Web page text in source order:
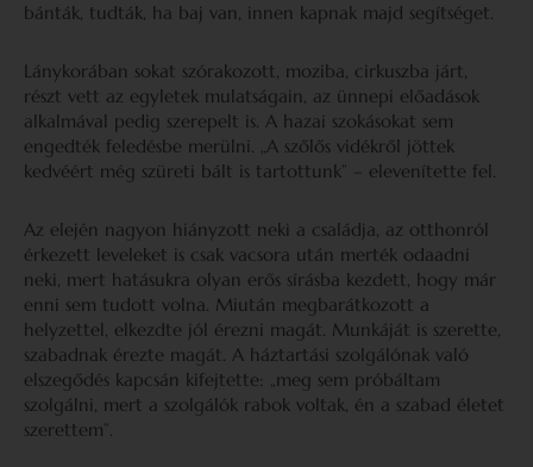
bánták, tudták, ha baj van, innen kapnak majd segítséget.
Lánykorában sokat szórakozott, moziba, cirkuszba járt,
részt vett az egyletek mulatságain, az ünnepi előadások
alkalmával pedig szerepelt is. A hazai szokásokat sem
engedték feledésbe merülni. „A szőlős vidékről jöttek
kedvéért még szüreti bált is tartottunk” – elevenítette fel.
Az elején nagyon hiányzott neki a családja, az otthonról
érkezett leveleket is csak vacsora után merték odaadni
neki, mert hatásukra olyan erős sírásba kezdett, hogy már
enni sem tudott volna. Miután megbarátkozott a
helyzettel, elkezdte jól érezni magát. Munkáját is szerette,
szabadnak érezte magát. A háztartási szolgálónak való
elszegődés kapcsán kifejtette: „meg sem próbáltam
szolgálni, mert a szolgálók rabok voltak, én a szabad életet
szerettem”.